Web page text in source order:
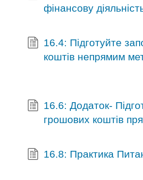
фінансову
16.4: Підготуйте
коштів непрямим
16.6: Додаток-
грошових коштів
16.8: Практика